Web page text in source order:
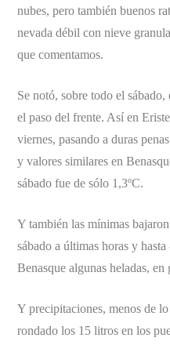
nubes, pero también buenos
nevada débil con nieve
que comentamos.
Se notó, sobre todo el sábado,
el paso del frente. Así en
viernes, pasando a duras
y valores similares en
sábado fue de sólo 1,3ºC.
Y también las mínimas
sábado a últimas horas y
Benasque algunas heladas, en
Y precipitaciones, menos de
rondado los 15 litros en los